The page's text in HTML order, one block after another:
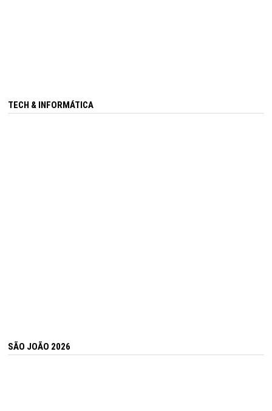
TECH & INFORMÁTICA
SÃO JOÃO 2026